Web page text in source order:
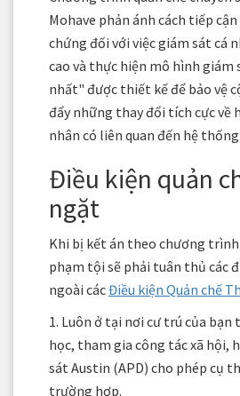
Mohave phản ánh cách tiếp
chứng đối với việc giám sát cá
cao và thực hiện mô hình
nhất" được thiết kế để bảo vệ
đẩy những thay đổi tích cực về
nhân có liên quan đến hệ
Điều kiện quản
ngặt
Khi bị kết án theo chương trình
phạm tội sẽ phải tuân thủ các
ngoài cácĐiều kiện Quản chế
1. Luôn ở tại nơi cư trú của
học, tham gia công tác xã hội,
sát Austin (APD) cho phép cụ
trường hợp.